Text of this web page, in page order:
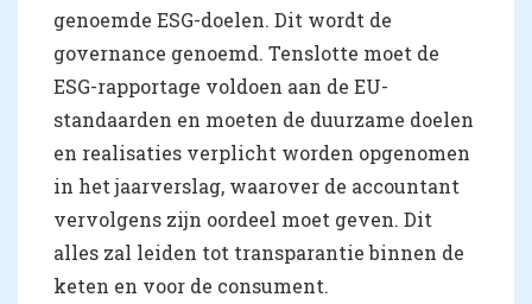
genoemde ESG-doelen. Dit wordt de
governance genoemd. Tenslotte moet de
ESG-rapportage voldoen aan de EU-
standaarden en moeten de duurzame doelen
en realisaties verplicht worden opgenomen
in het jaarverslag, waarover de accountant
vervolgens zijn oordeel moet geven. Dit
alles zal leiden tot transparantie binnen de
keten en voor de consument.